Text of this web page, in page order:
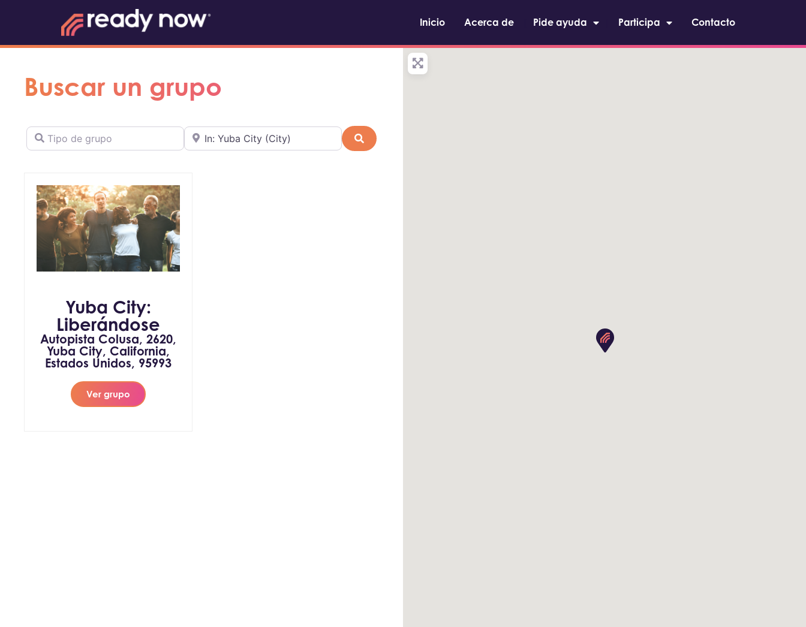
Inicio Acerca de Pide ayuda Participa Contacto
Buscar un grupo
Tipo de grupo Cerca de Buscar
Yuba City:
Liberándose
Autopista Colusa, 2620,
Yuba City, California,
Estados Unidos, 95993
Ver grupo